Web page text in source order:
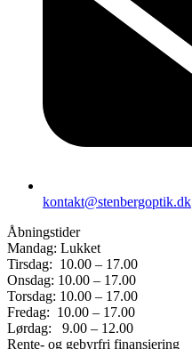
kontakt@stenbergoptik.dk
Åbningstider
Mandag: Lukket
Tirsdag: 10.00 – 17.00
Onsdag: 10.00 – 17.00
Torsdag: 10.00 – 17.00
Fredag: 10.00 – 17.00
Lørdag: 9.00 – 12.00
Rente- og gebyrfri finansiering